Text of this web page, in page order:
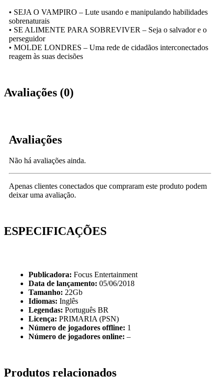
• SEJA O VAMPIRO – Lute usando e manipulando habilidades
sobrenaturais
• SE ALIMENTE PARA SOBREVIVER – Seja o salvador e o
perseguidor
• MOLDE LONDRES – Uma rede de cidadãos interconectados
reagem às suas decisões
Avaliações (0)
Avaliações
Não há avaliações ainda.
Apenas clientes conectados que compraram este produto podem
deixar uma avaliação.
ESPECIFICAÇÕES
Publicadora: Focus Entertainment
Data de lançamento: 05/06/2018
Tamanho: 22Gb
Idiomas: Inglês
Legendas: Português BR
Licença: PRIMARIA (PSN)
Número de jogadores offline: 1
Número de jogadores online: –
Produtos relacionados